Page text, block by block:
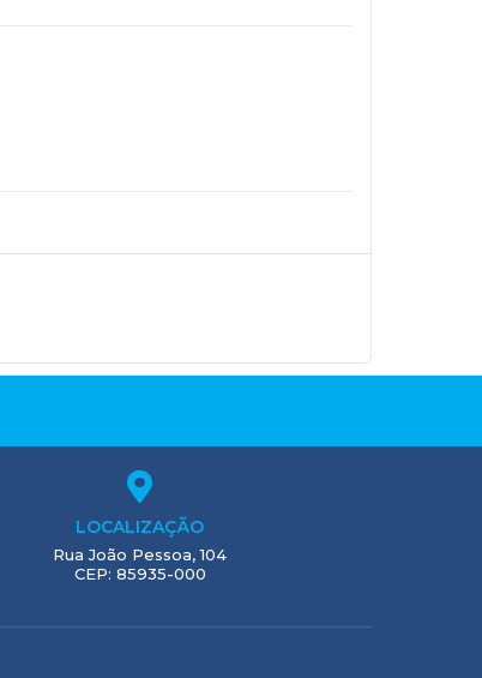
LOCALIZAÇÃO
Rua João Pessoa, 104
CEP: 85935-000